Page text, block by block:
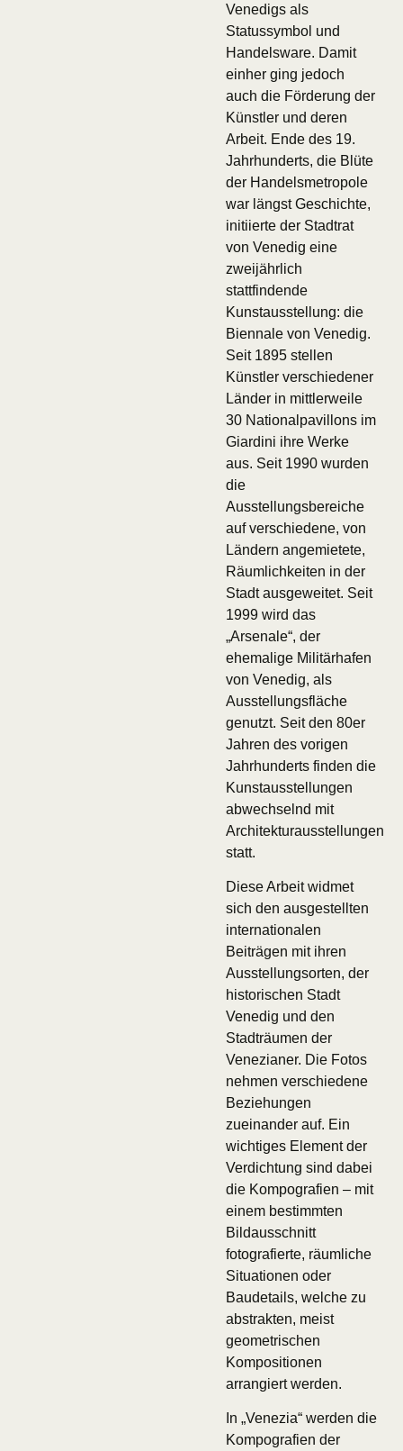
Venedigs als
Statussymbol und
Handelsware. Damit
einher ging jedoch
auch die Förderung der
Künstler und deren
Arbeit. Ende des 19.
Jahrhunderts, die Blüte
der Handelsmetropole
war längst Geschichte,
initiierte der Stadtrat
von Venedig eine
zweijährlich
stattfindende
Kunstausstellung: die
Biennale von Venedig.
Seit 1895 stellen
Künstler verschiedener
Länder in mittlerweile
30 Nationalpavillons im
Giardini ihre Werke
aus. Seit 1990 wurden
die
Ausstellungsbereiche
auf verschiedene, von
Ländern angemietete,
Räumlichkeiten in der
Stadt ausgeweitet. Seit
1999 wird das
„Arsenale“, der
ehemalige Militärhafen
von Venedig, als
Ausstellungsfläche
genutzt. Seit den 80er
Jahren des vorigen
Jahrhunderts finden die
Kunstausstellungen
abwechselnd mit
Architekturausstellungen
statt.
Diese Arbeit widmet
sich den ausgestellten
internationalen
Beiträgen mit ihren
Ausstellungsorten, der
historischen Stadt
Venedig und den
Stadträumen der
Venezianer. Die Fotos
nehmen verschiedene
Beziehungen
zueinander auf. Ein
wichtiges Element der
Verdichtung sind dabei
die Kompografien – mit
einem bestimmten
Bildausschnitt
fotografierte, räumliche
Situationen oder
Baudetails, welche zu
abstrakten, meist
geometrischen
Kompositionen
arrangiert werden.
In „Venezia“ werden die
Kompografien der